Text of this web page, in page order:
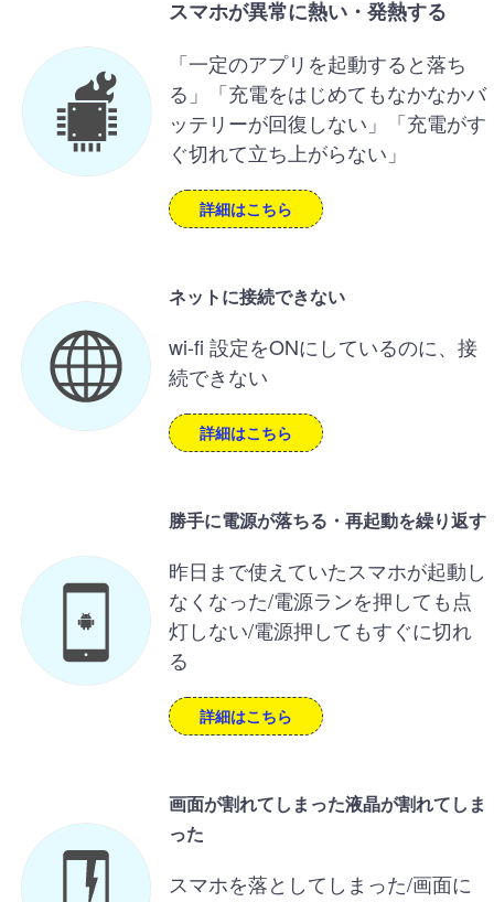
スマホが異常に熱い・発熱する
「一定のアプリを起動すると落ち
る」「充電をはじめてもなかなかバ
ッテリーが回復しない」「充電がす
ぐ切れて立ち上がらない」
詳細はこちら
ネットに接続できない
wi-fi 設定をONにしているのに、接
続できない
詳細はこちら
勝手に電源が落ちる・再起動を繰り返す
昨日まで使えていたスマホが起動し
なくなった/電源ランを押しても点
灯しない/電源押してもすぐに切れ
る
詳細はこちら
画面が割れてしまった液晶が割れてしま
った
スマホを落としてしまった/画面に